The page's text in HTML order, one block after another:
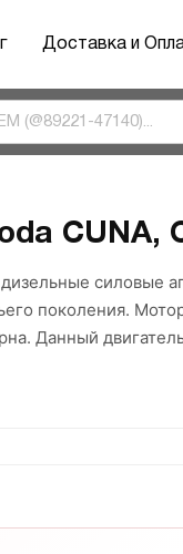
Доставка и
CUNA,
силовые
поколения.
Данный